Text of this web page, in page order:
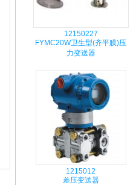
12150227
FYMC20W卫生型(齐平膜)压
力变送器
1215012
差压变送器